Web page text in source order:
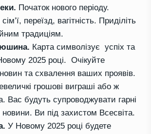
Початок нового періоду.
переїзд, вагітність. Приділіть
традиціям.
Карта символізує успіх та
2025 році. Очікуйте
та схвалення ваших проявів.
грошові виграші або ж
Вас будуть супроводжувати гарні
новини. Ви під захистом Всесвіта.
У Новому 2025 році будете